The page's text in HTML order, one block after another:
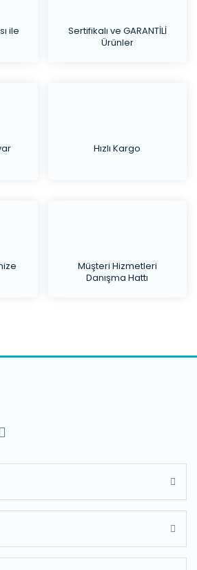
ile
Sertifikalı ve GARANTİLİ
Ürünler
Hızlı Kargo
Müşteri Hizmetleri
Danışma Hattı